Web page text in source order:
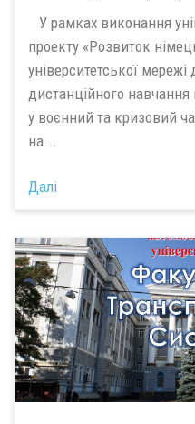
У рамках виконання
проекту «Розвиток
університетської
дистанційного навчання
у воєнний та кризовий
на...
Далі